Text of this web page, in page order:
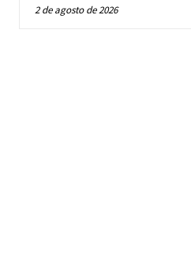
2 de agosto de 2026